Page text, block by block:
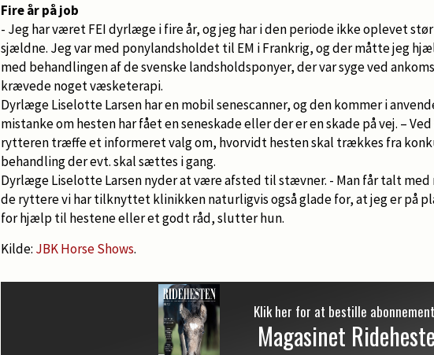
Fire år på job
- Jeg har været FEI dyrlæge i fire år, og jeg har i den periode ikke oplevet
sjældne. Jeg var med ponylandsholdet til EM i Frankrig, og der måtte jeg
med behandlingen af de svenske landsholdsponyer, der var syge ved
krævede noget væsketerapi.
Dyrlæge Liselotte Larsen har en mobil senescanner, og den kommer i
mistanke om hesten har fået en seneskade eller der er en skade på vej. –
rytteren træffe et informeret valg om, hvorvidt hesten skal trækkes fra
behandling der evt. skal sættes i gang.
Dyrlæge Liselotte Larsen nyder at være afsted til stævner. - Man får talt
de ryttere vi har tilknyttet klinikken naturligvis også glade for, at jeg er på
for hjælp til hestene eller et godt råd, slutter hun.
Kilde: JBK Horse Shows.
Klik her for at bestille
Magasinet